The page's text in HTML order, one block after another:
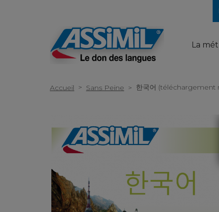
La
Accueil > Sans Peine > 한국어 (téléchargement